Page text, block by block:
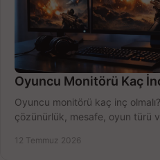
Oyuncu Monitörü Kaç
Oyuncu monitörü kaç inç
çözünürlük, mesafe, oyun türü
12 Temmuz 2026